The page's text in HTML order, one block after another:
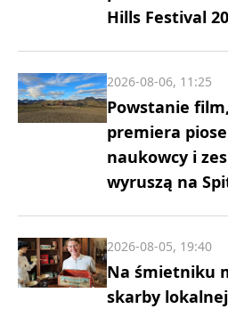
Hills Festival
Powstanie
premiera
naukowcy i
wyruszą na
2026-08-06, 11:25
Na śmietniku
skarby
2026-08-05, 19:40